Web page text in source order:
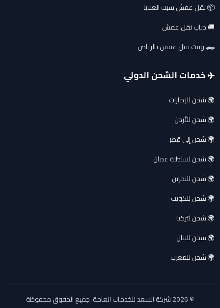
📦 نقل عفش سبت العلايا
🚚 دباب نقل عفش
🛻 ونيت نقل عفش بالرياض
✈️ خدمات الشحن الدولي
🌍 شحن للإمارات
🌍 شحن للأردن
🌍 شحن إلى قطر
🌍 شحن لسلطنة عمان
🌍 شحن للبحرين
🌍 شحن للكويت
🌍 شحن لتركيا
🌍 شحن للبنان
🌍 شحن للمغرب
© 2026 شركة السعد للخدمات العامة. جميع الحقوق محفوظة